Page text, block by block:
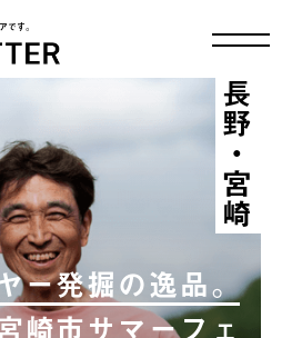
です。
ー発掘の逸品。
崎市サマーフェ
長野・宮崎